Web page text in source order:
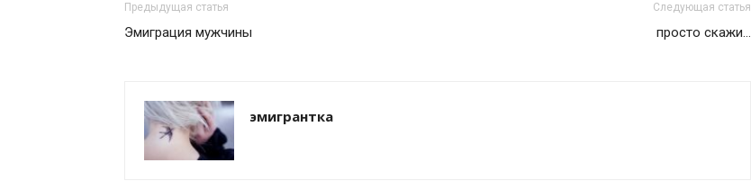
Предыдущая статья
Эмиграция мужчины
Следующая статья
просто скажи…
эмигрантка